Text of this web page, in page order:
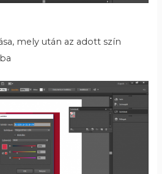
mely után az adott szín